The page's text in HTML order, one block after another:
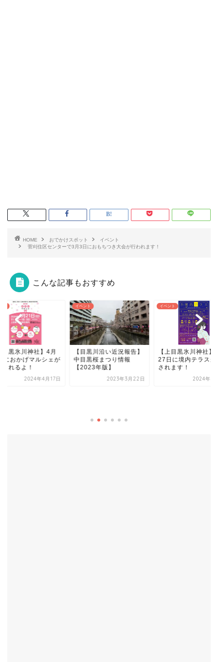
HOME おでかけスポット
イベント
菅刈住区センターで3月3日におもちつき大会が行われます！
こんな記事もおすすめ
目黒氷川神社】4月
におかげマルシェが
されるよ！
2024年4月17日
イベント
【目黒川沿い近況報告】
中目黒桜まつり情報
【2023年版】
2023年3月22日
イベント
【上目黒氷川神社】
27日に境内テラスが
されます！
2024年7